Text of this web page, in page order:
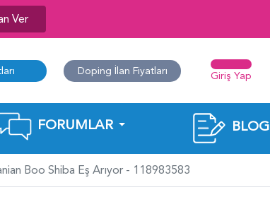
Ver
Doping İlan Fiyatları Giriş Yap
FORUMLAR BLOG
Boo Shiba Eş Arıyor - 118983583